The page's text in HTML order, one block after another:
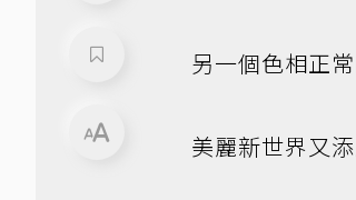
另一個色相正
美麗新世界又